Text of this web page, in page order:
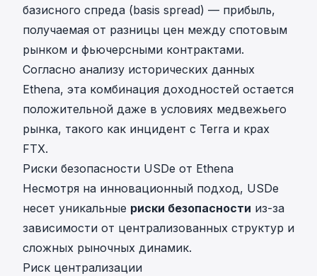
базисного спреда (basis spread) — прибыль,
получаемая от разницы цен между спотовым
рынком и фьючерсными контрактами.
Согласно анализу исторических данных
Ethena, эта комбинация доходностей остается
положительной даже в условиях медвежьего
рынка, такого как инцидент с Terra и крах
FTX.
Риски безопасности USDe от Ethena
Несмотря на инновационный подход, USDe
несет уникальные риски безопасности из-за
зависимости от централизованных структур и
сложных рыночных динамик.
Риск централизации